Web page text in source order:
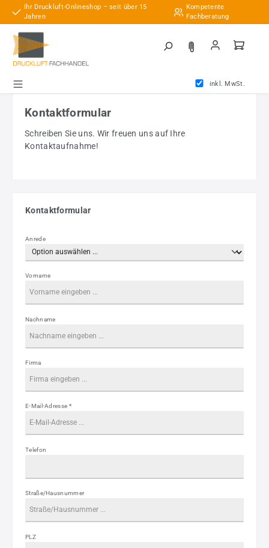
Zum Hauptinhalt springen
Ihr Druckluft-Onlineshop – seit über 15
Jahren
Kompetente
Fachberatung
inkl. MwSt.
Kontaktformular
Schreiben Sie uns. Wir freuen uns auf Ihre
Kontaktaufnahme!
Kontaktformular
Anrede
Vorname
Nachname
Firma
E-Mail-Adresse *
Telefon
Straße/Hausnummer
PLZ